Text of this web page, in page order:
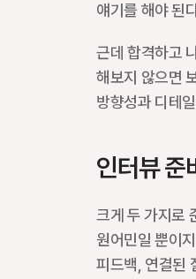
얘기를 해야 된
근데 합격하고
해보지 않으면
방향성과 디테
인터뷰 준
크게 두 가지로
원어민일 뿐이
피드백, 연결된